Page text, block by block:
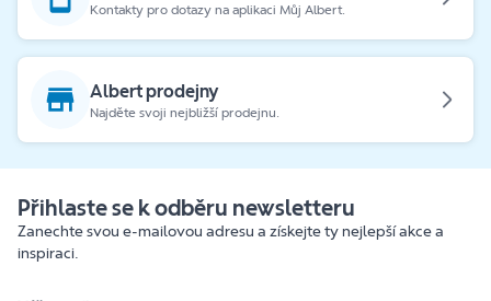
Kontakty pro dotazy na aplikaci Můj Albert.
Albert prodejny
Najděte svoji nejbližší prodejnu.
Přihlaste se k odběru newsletteru
Zanechte svou e-mailovou adresu a získejte ty nejlepší akce a
inspiraci.